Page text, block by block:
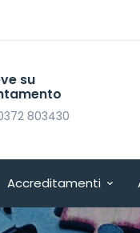
Accreditamenti